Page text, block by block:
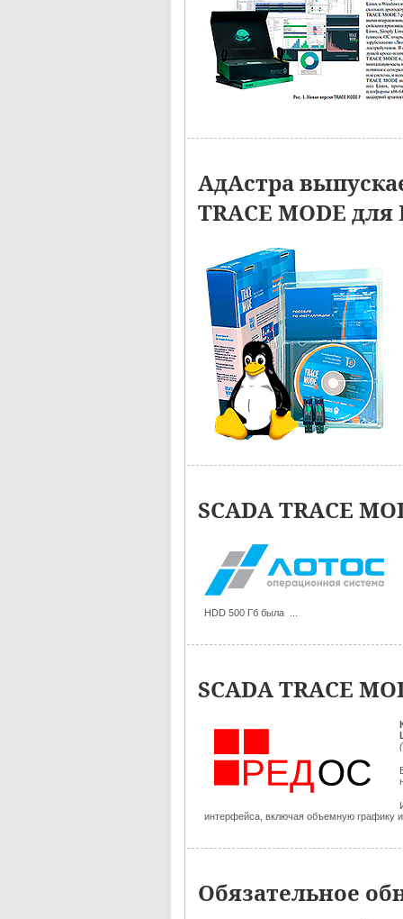
АдАстра
TRACE MODE
SCADA TRACE
HDD 500 Гб была ...
SCADA TRACE
интерфейса, включая объемную графику
Обязательное